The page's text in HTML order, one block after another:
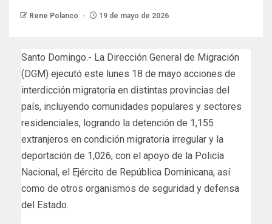
Rene Polanco 19 de mayo de 2026
Santo Domingo.- La Dirección General de Migración
(DGM) ejecutó este lunes 18 de mayo acciones de
interdicción migratoria en distintas provincias del
país, incluyendo comunidades populares y sectores
residenciales, logrando la detención de 1,155
extranjeros en condición migratoria irregular y la
deportación de 1,026, con el apoyo de la Policía
Nacional, el Ejército de República Dominicana, así
como de otros organismos de seguridad y defensa
del Estado.